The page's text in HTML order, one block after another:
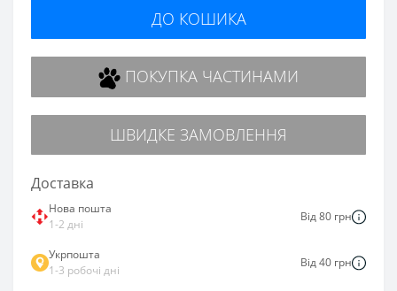
ДО КОШИКА
ПОКУПКА ЧАСТИНАМИ
ШВИДКЕ ЗАМОВЛЕННЯ
Доставка
Нова пошта
1-2 дні
Від 80 грн
Укрпошта
1-3 робочі дні
Від 40 грн